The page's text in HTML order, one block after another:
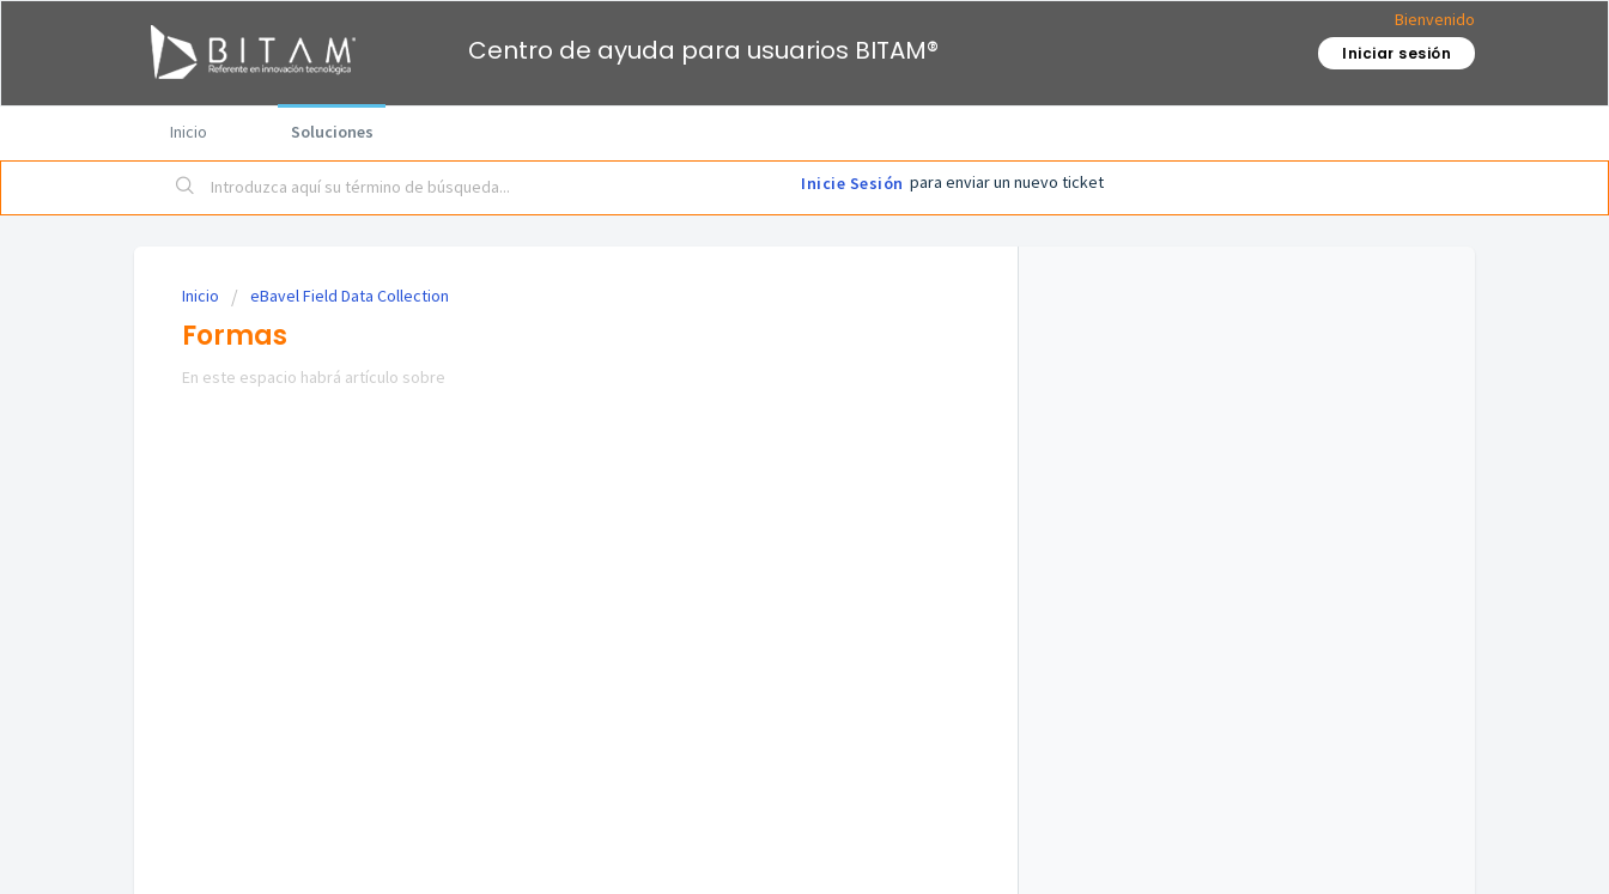
Centro de ayuda para usuarios BITAM®
Bienvenido
Iniciar sesión
Inicio Soluciones
Inicie Sesión para enviar un nuevo ticket
Inicio eBavel Field Data Collection
Formas
En este espacio habrá artículo sobre